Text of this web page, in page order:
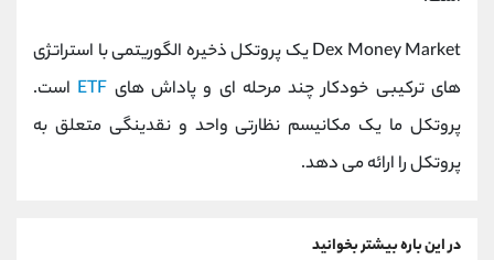
Dex Money Market یک پروتکل ذخیره الگوریتمی با استراتژی
های ترکیبی خودکار چند مرحله ای و پاداش های ETF است.
پروتکل ما یک مکانیسم نظارتی واحد و نقدینگی متعلق به
پروتکل را ارائه می دهد.
در این باره بیشتر بخوانید